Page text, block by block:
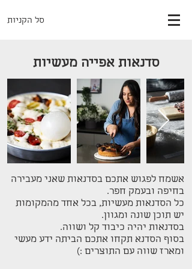
סל הקניות
סדנאות אפייה מעשיות
אשמח לפגוש אתכם בסדנאות שאני מעבירה
בחיפה ובעמק חפר.
כל הסדנאות מעשיות, בכל אחד מהמקומות
יש תוכן שונה ומגוון.
בסדנאות יהיה כיבוד קל ושווה.
בסוף הסדנא תקחו אתכם הביתה ידע מעשי
ומארז שווה עם התוצרים :)